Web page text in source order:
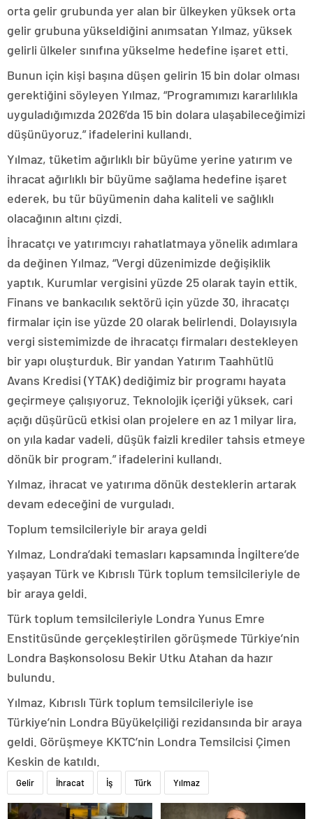
orta gelir grubunda yer alan bir ülkeyken yüksek orta
gelir grubuna yükseldiğini anımsatan Yılmaz, yüksek
gelirli ülkeler sınıfına yükselme hedefine işaret etti.
Bunun için kişi başına düşen gelirin 15 bin dolar olması
gerektiğini söyleyen Yılmaz, “Programımızı kararlılıkla
uyguladığımızda 2026’da 15 bin dolara ulaşabileceğimizi
düşünüyoruz.” ifadelerini kullandı.
Yılmaz, tüketim ağırlıklı bir büyüme yerine yatırım ve
ihracat ağırlıklı bir büyüme sağlama hedefine işaret
ederek, bu tür büyümenin daha kaliteli ve sağlıklı
olacağının altını çizdi.
İhracatçı ve yatırımcıyı rahatlatmaya yönelik adımlara
da değinen Yılmaz, “Vergi düzenimizde değişiklik
yaptık. Kurumlar vergisini yüzde 25 olarak tayin ettik.
Finans ve bankacılık sektörü için yüzde 30, ihracatçı
firmalar için ise yüzde 20 olarak belirlendi. Dolayısıyla
vergi sistemimizde de ihracatçı firmaları destekleyen
bir yapı oluşturduk. Bir yandan Yatırım Taahhütlü
Avans Kredisi (YTAK) dediğimiz bir programı hayata
geçirmeye çalışıyoruz. Teknolojik içeriği yüksek, cari
açığı düşürücü etkisi olan projelere en az 1 milyar lira,
on yıla kadar vadeli, düşük faizli krediler tahsis etmeye
dönük bir program.” ifadelerini kullandı.
Yılmaz, ihracat ve yatırıma dönük desteklerin artarak
devam edeceğini de vurguladı.
Toplum temsilcileriyle bir araya geldi
Yılmaz, Londra’daki temasları kapsamında İngiltere’de
yaşayan Türk ve Kıbrıslı Türk toplum temsilcileriyle de
bir araya geldi.
Türk toplum temsilcileriyle Londra Yunus Emre
Enstitüsünde gerçekleştirilen görüşmede Türkiye’nin
Londra Başkonsolosu Bekir Utku Atahan da hazır
bulundu.
Yılmaz, Kıbrıslı Türk toplum temsilcileriyle ise
Türkiye’nin Londra Büyükelçiliği rezidansında bir araya
geldi. Görüşmeye KKTC’nin Londra Temsilcisi Çimen
Keskin de katıldı.
Gelir İhracat İş Türk Yılmaz